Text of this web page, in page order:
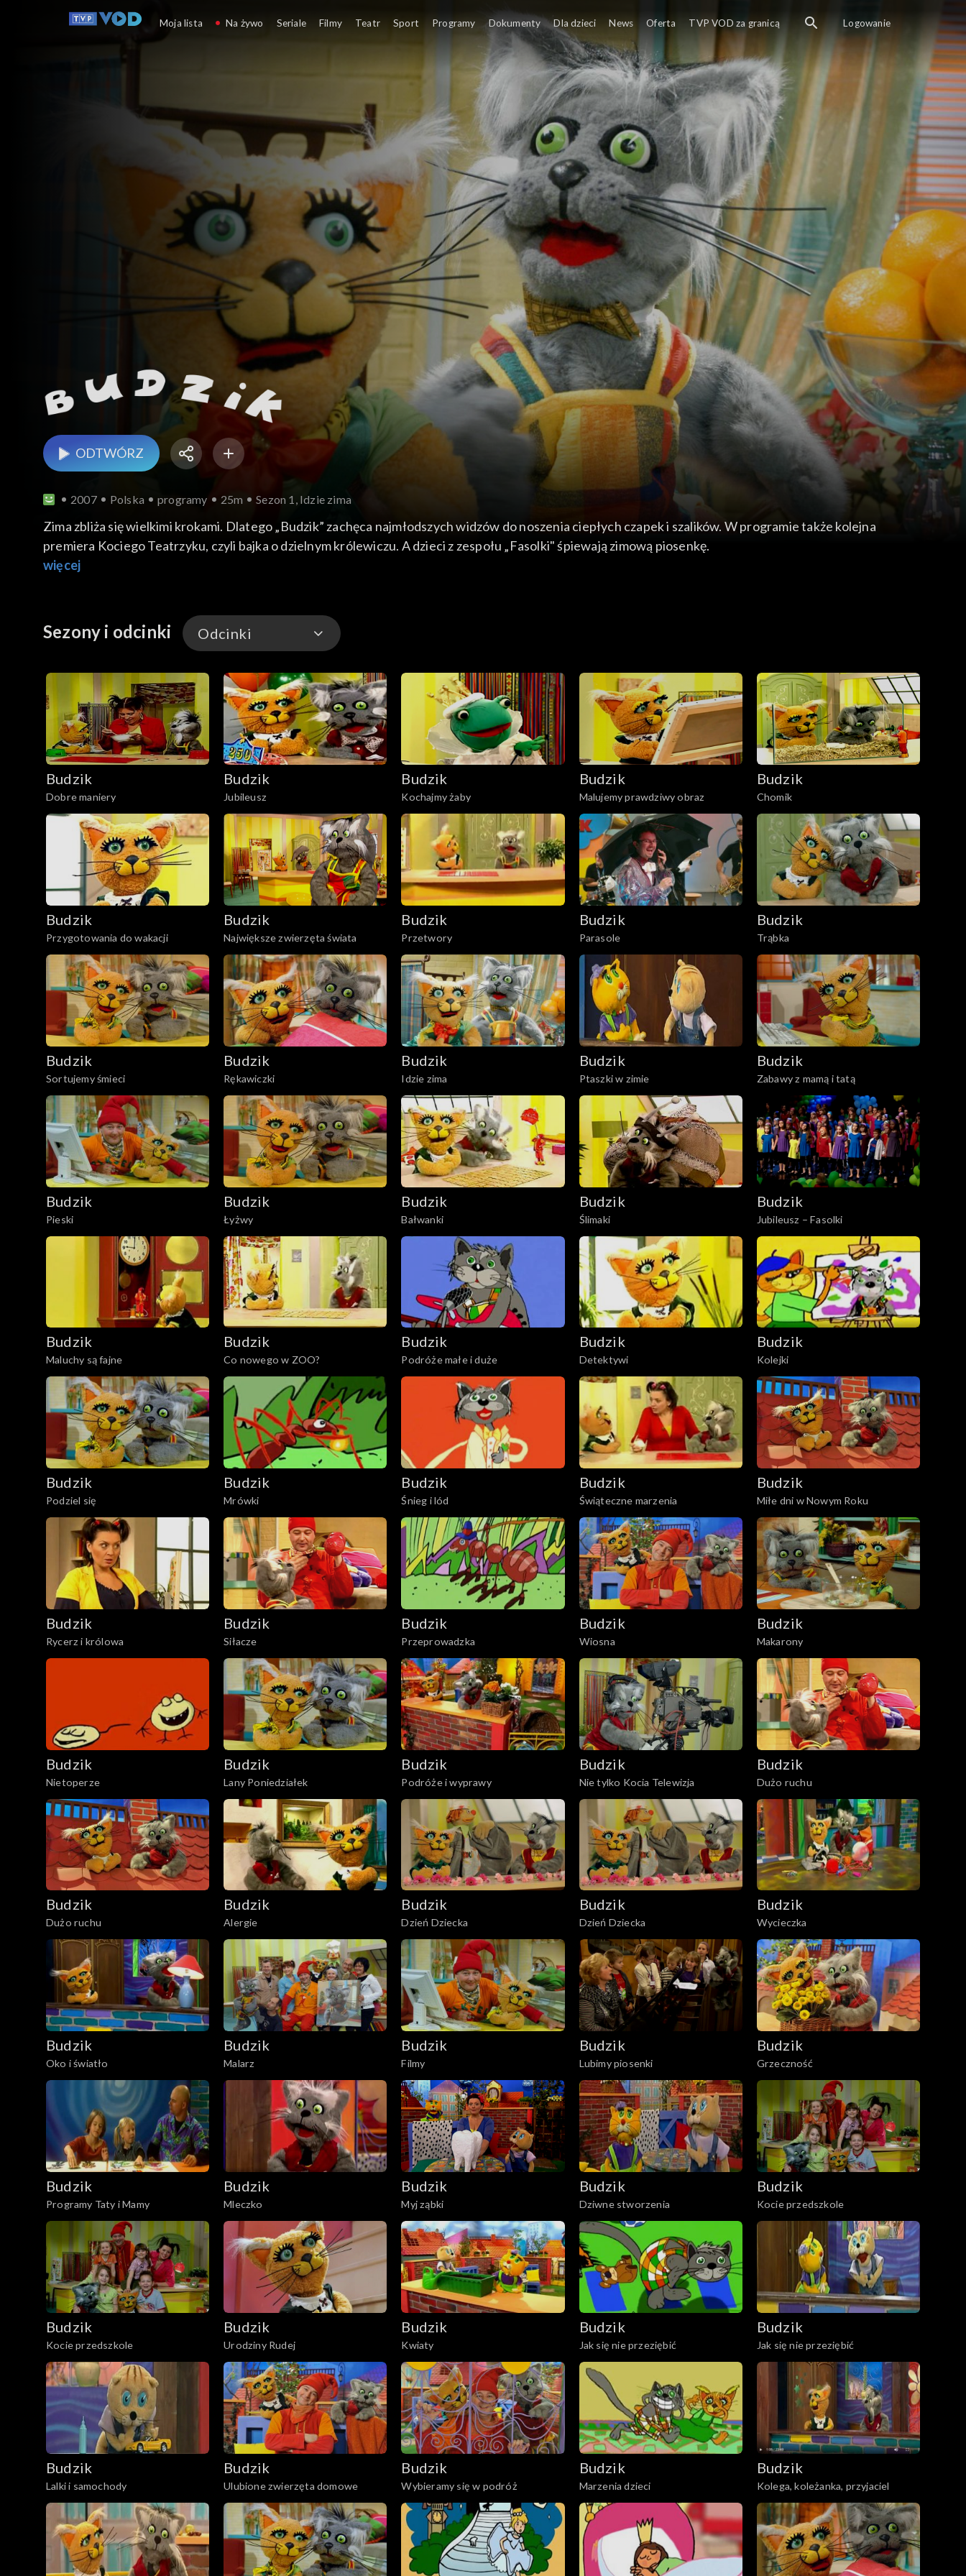
Budzik
ODTWÓRZ
2007 Polska programy 25m Sezon 1, Idzie zima
Zima zbliża się wielkimi krokami. Dlatego „Budzik” zachęca najmłodszych widzów do noszenia ciepłych czapek i szalików. W programie także kolejna
premiera Kociego Teatrzyku, czyli bajka o dzielnym królewiczu. A dzieci z zespołu „Fasolki" śpiewają zimową piosenkę.
więcej
Sezony i odcinki Odcinki
Odcinki
Budzik
Dobre maniery
Budzik
Jubileusz
Budzik
Kochajmy żaby
Budzik
Malujemy prawdziwy obraz
Budzik
Chomik
Budzik
Przygotowania do wakacji
Budzik
Największe zwierzęta świata
Budzik
Przetwory
Budzik
Parasole
Budzik
Trąbka
Budzik
Sortujemy śmieci
Budzik
Rękawiczki
Budzik
Idzie zima
Budzik
Ptaszki w zimie
Budzik
Zabawy z mamą i tatą
Budzik
Pieski
Budzik
Łyżwy
Budzik
Bałwanki
Budzik
Ślimaki
Budzik
Jubileusz – Fasolki
Budzik
Maluchy są fajne
Budzik
Co nowego w ZOO?
Budzik
Podróże małe i duże
Budzik
Detektywi
Budzik
Kolejki
Budzik
Podziel się
Budzik
Mrówki
Budzik
Śnieg i lód
Budzik
Świąteczne marzenia
Budzik
Miłe dni w Nowym Roku
Budzik
Rycerz i królowa
Budzik
Siłacze
Budzik
Przeprowadzka
Budzik
Wiosna
Budzik
Makarony
Budzik
Nietoperze
Budzik
Lany Poniedziałek
Budzik
Podróże i wyprawy
Budzik
Nie tylko Kocia Telewizja
Budzik
Dużo ruchu
Budzik
Dużo ruchu
Budzik
Alergie
Budzik
Dzień Dziecka
Budzik
Dzień Dziecka
Budzik
Wycieczka
Budzik
Oko i światło
Budzik
Malarz
Budzik
Filmy
Budzik
Lubimy piosenki
Budzik
Grzeczność
Budzik
Programy Taty i Mamy
Budzik
Mleczko
Budzik
Myj ząbki
Budzik
Dziwne stworzenia
Budzik
Kocie przedszkole
Budzik
Kocie przedszkole
Budzik
Urodziny Rudej
Budzik
Kwiaty
Budzik
Jak się nie przeziębić
Budzik
Jak się nie przeziębić
Budzik
Lalki i samochody
Budzik
Ulubione zwierzęta domowe
Budzik
Wybieramy się w podróż
Budzik
Marzenia dzieci
Budzik
Kolega, koleżanka, przyjaciel
Moja lista Na żywo Seriale Filmy Teatr Sport Programy Dokumenty Dla dzieci News Oferta TVP VOD za granicą Logowanie